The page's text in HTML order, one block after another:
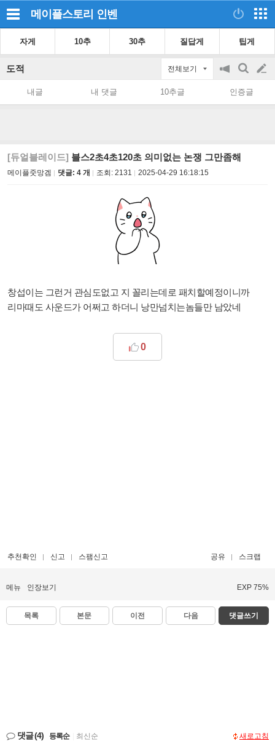
메이플스토리 인벤
자게 10추 30추 질답게 팁게
도적 전체보기
공
on/off
검
색
글
쓰
내글 내 댓글 10추글 인증글
[듀얼블레이드] 블스2초4초120초 의미없는 논쟁 그만좀해
메이플줏망겜 댓글: 4 개 조회: 2131 2025-04-29 16:18:15
창섭이는 그런거 관심도없고 지 꼴리는데로 패치할예정이니까
리마때도 사운드가 어쩌고 하더니 낭만넘치는놈들만 남았네
0
추천확인 신고 스팸신고 공유 스크랩
메뉴 인장보기 EXP 75%
목록 본문 이전 다음 댓글쓰기
댓글(4) 등록순 최신순 새로고침